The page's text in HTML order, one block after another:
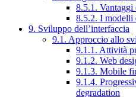
8.5.1.
8.5.2. I modelli
9. Sviluppo dell’interfaccia
9.1. Approccio allo
9.1.1. Attività
9.1.2. Web
9.1.3. Mobile
9.1.4.
degradation